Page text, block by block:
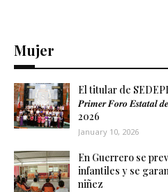
Mujer
El titular de
𝑷𝒓𝒊𝒎𝒆𝒓 𝑭𝒐𝒓𝒐 𝑬𝒔𝒕𝒂𝒕𝒂𝒍
2026
January 10, 2026
En Guerrero se
infantiles y se
niñez